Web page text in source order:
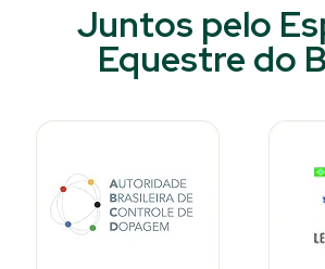
Juntos pelo
Equestre do